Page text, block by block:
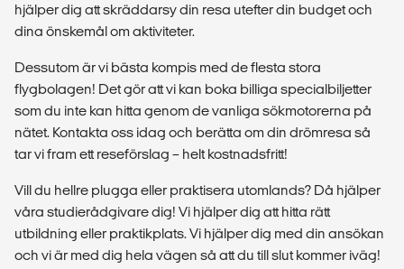
hjälper dig att skräddarsy din resa utefter din budget och
dina önskemål om aktiviteter.
Dessutom är vi bästa kompis med de flesta stora
flygbolagen! Det gör att vi kan boka billiga specialbiljetter
som du inte kan hitta genom de vanliga sökmotorerna på
nätet. Kontakta oss idag och berätta om din drömresa så
tar vi fram ett reseförslag – helt kostnadsfritt!
Vill du hellre plugga eller praktisera utomlands? Då hjälper
våra studierådgivare dig! Vi hjälper dig att hitta rätt
utbildning eller praktikplats. Vi hjälper dig med din ansökan
och vi är med dig hela vägen så att du till slut kommer iväg!